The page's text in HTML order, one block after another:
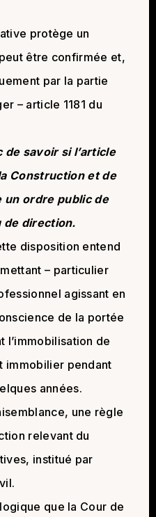
protège un
être confirmée et,
par la partie
– article 1181 du
de savoir si l’article
Construction et de
un ordre public de
de direction.
disposition entend
– particulier
agissant en
de la portée
l’immobilisation de
immobilier pendant
années.
une règle
relevant du
institué par
que la Cour de